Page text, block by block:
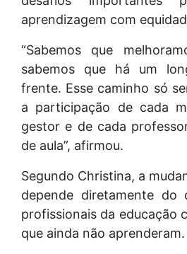
aprendizagem com
“Sabemos que
sabemos que há um
frente. Esse caminho só
a participação de cada
gestor e de cada
de aula”, afirmou.
Segundo Christina, a
depende diretamente do
profissionais da educação
que ainda não aprenderam.